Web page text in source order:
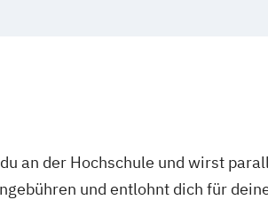
an der Hochschule und wirst
und entlohnt dich für